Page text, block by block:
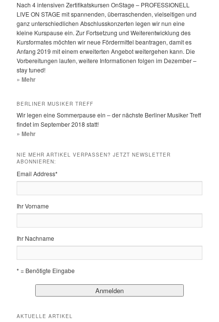
Nach 4 intensiven Zertifikatskursen OnStage – PROFESSIONELL
LIVE ON STAGE mit spannenden, überraschenden, vielseitigen und
ganz unterschiedlichen Abschlusskonzerten legen wir nun eine
kleine Kurspause ein. Zur Fortsetzung und Weiterentwicklung des
Kursformates möchten wir neue Fördermittel beantragen, damit es
Anfang 2019 mit einem erweiterten Angebot weitergehen kann. Die
Vorbereitungen laufen, weitere Informationen folgen im Dezember –
stay tuned!
» Mehr
BERLINER MUSIKER TREFF
Wir legen eine Sommerpause ein – der nächste Berliner Musiker Treff
findet im September 2018 statt!
» Mehr
NIE MEHR ARTIKEL VERPASSEN? JETZT NEWSLETTER
ABONNIEREN:
Email Address*
Ihr Vorname
Ihr Nachname
* = Benötigte Eingabe
AKTUELLE ARTIKEL